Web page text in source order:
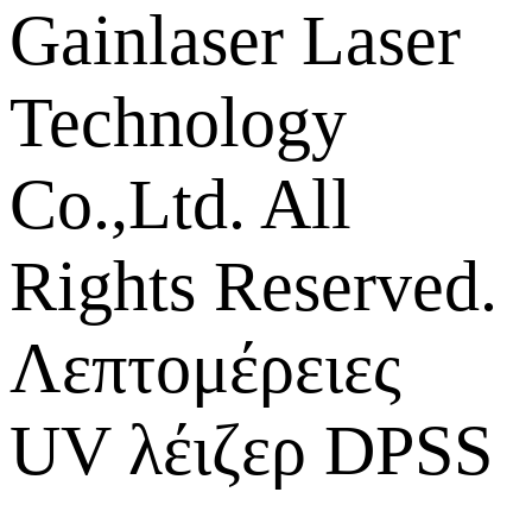
Gainlaser Laser
Technology
Co.,Ltd. All
Rights Reserved.
Λεπτομέρειες
UV λέιζερ DPSS